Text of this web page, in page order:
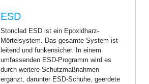
ESD
Stonclad ESD ist ein Epoxidharz-
Mörtelsystem. Das gesamte System ist
leitend und funkensicher. In einem
umfassenden ESD-Programm wird es
durch weitere Schutzmaßnahmen
ergänzt, darunter ESD-Schuhe, geerdete